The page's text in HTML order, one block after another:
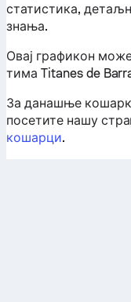
статистика,
знања.
Овај графикон
тима Titanes de
За данашње
посетите нашу
кошарци.